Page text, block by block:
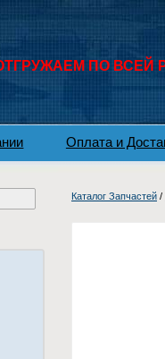
ПО ВСЕЙ
Оплата и
Каталог Запчастей /